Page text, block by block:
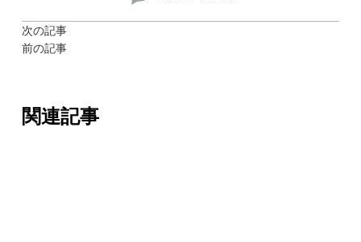
次の記事
前の記事
関連記事